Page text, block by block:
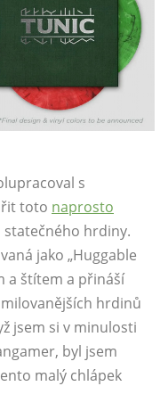
s
toto naprosto
statečného hrdiny.
jako „Huggable
a štítem a přináší
hrdinů
jsem si v minulosti
byl jsem
malý chlápek